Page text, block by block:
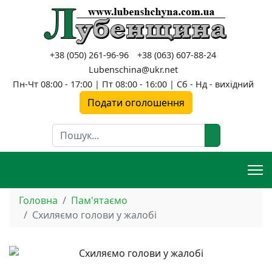
+38 (050) 261-96-96
+38 (063) 607-88-24
Lubenschina@ukr.net
Пн-Чт 08:00 - 17:00 | Пт 08:00 - 16:00 | Сб - Нд - вихідний
Подати оголошення
Пошук
Головна
Пам'ятаємо
Схиляємо голови у жалобі